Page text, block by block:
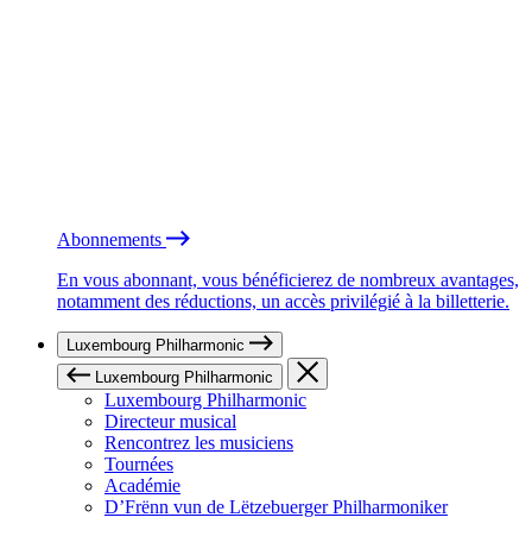
Abonnements
En vous abonnant, vous bénéficierez de nombreux avantages,
notamment des réductions, un accès privilégié à la billetterie.
Luxembourg Philharmonic
Luxembourg Philharmonic
Luxembourg Philharmonic
Directeur musical
Rencontrez les musiciens
Tournées
Académie
D’Frënn vun de Lëtzebuerger Philharmoniker